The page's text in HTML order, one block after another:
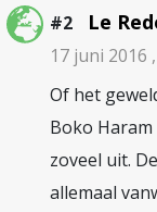
#2 Le
17 juni 2016
Of het
Boko
zoveel uit.
allemaal